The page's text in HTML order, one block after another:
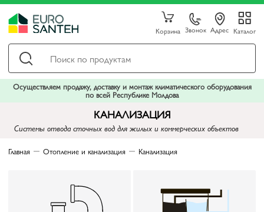
Корзина Звонок Адрес Каталог
Осуществляем продажу, доставку и монтаж климатического оборудования
по всей Республике Молдова
КАНАЛИЗАЦИЯ
Системы отвода сточных вод для жилых и коммерческих объектов
Главная Отопление и канализация Канализация